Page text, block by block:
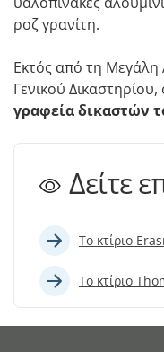
ροζ γρανίτη.
Εκτός από τη
Γενικού Δικαστηρίου,
γραφεία δικαστών
Δείτε
Το κτίριο
Το κτίριο